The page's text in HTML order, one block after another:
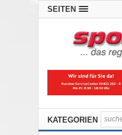
SEITEN
KATEGORIEN